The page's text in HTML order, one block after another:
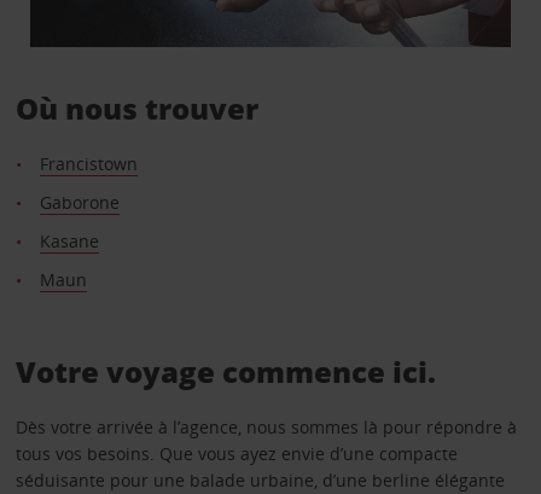
Où nous trouver
Francistown
Gaborone
Kasane
Maun
Votre voyage commence ici.
Dès votre arrivée à l’agence, nous sommes là pour répondre à
tous vos besoins. Que vous ayez envie d’une compacte
séduisante pour une balade urbaine, d’une berline élégante